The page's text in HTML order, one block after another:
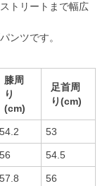
トリートまで幅広
ンツです。
膝周
り
(cm)
足首周
り(cm)
54.2 53
56 54.5
57.8 56